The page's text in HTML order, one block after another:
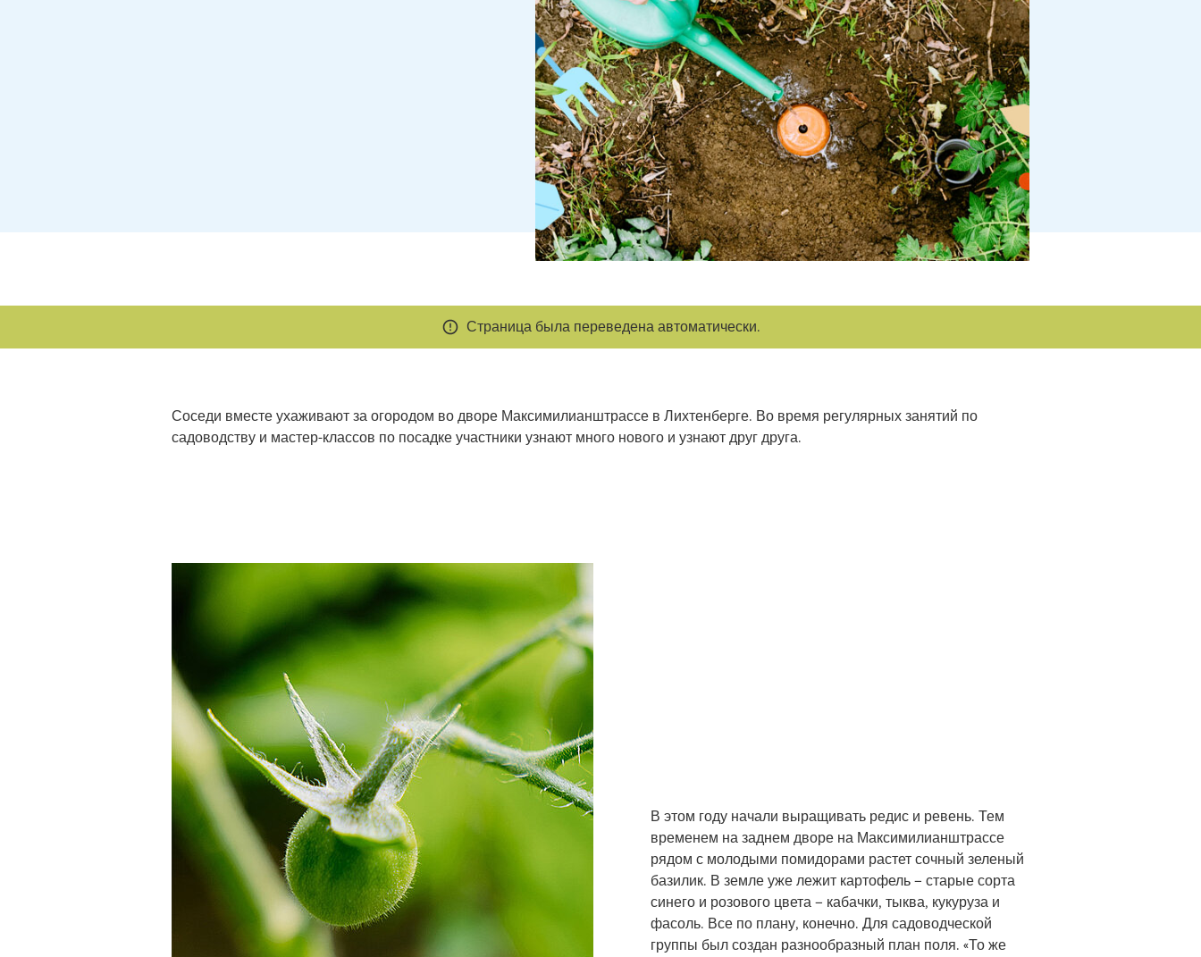
Страница была переведена автоматически.
Соседи вместе ухаживают за огородом во дворе Максимилианштрассе в Лихтенберге. Во время регулярных занятий по
садоводству и мастер-классов по посадке участники узнают много нового и узнают друг друга.
В этом году начали выращивать редис и ревень. Тем
временем на заднем дворе на Максимилианштрассе
рядом с молодыми помидорами растет сочный зеленый
базилик. В земле уже лежит картофель – старые сорта
синего и розового цвета – кабачки, тыква, кукуруза и
фасоль. Все по плану, конечно. Для садоводческой
группы был создан разнообразный план поля. «То же